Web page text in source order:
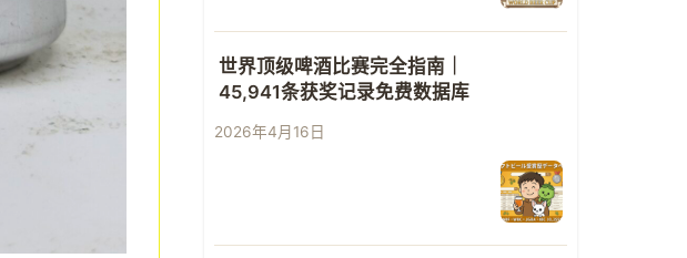
世界顶级啤酒比赛完全指南｜
45,941条获奖记录免费数据库
2026年4月16日